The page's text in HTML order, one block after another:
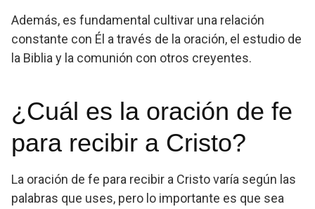
Además, es fundamental cultivar una relación
constante con Él a través de la oración, el estudio de
la Biblia y la comunión con otros creyentes.
¿Cuál es la oración de fe
para recibir a Cristo?
La oración de fe para recibir a Cristo varía según las
palabras que uses, pero lo importante es que sea